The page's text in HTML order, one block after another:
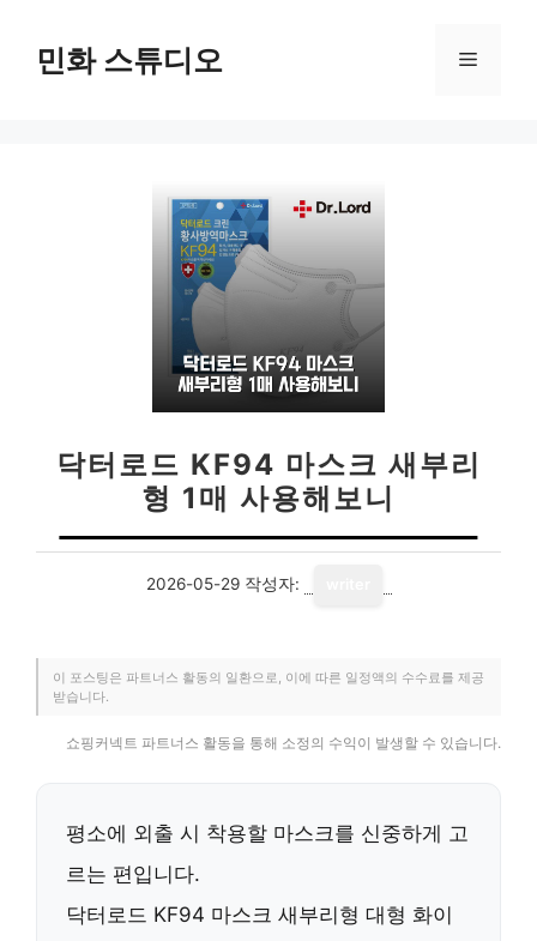
민화 스튜디오 메
닥터로드 KF94 마스크 새부리
형 1매 사용해보니
2026-05-29 작성자:
이 포스팅은 파트너스 활동의 일환으로, 이에 따른 일정액의 수수료를 제공
받습니다.
쇼핑커넥트 파트너스 활동을 통해 소정의 수익이 발생할 수 있습니다.
평소에 외출 시 착용할 마스크를 신중하게 고
르는 편입니다.
닥터로드 KF94 마스크 새부리형 대형 화이